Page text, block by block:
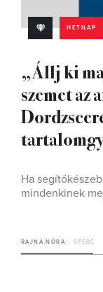
HETILAP
„Állj ki
szemet az
Ha
mindenkinek
RAJNA NÓRA 5 PERC